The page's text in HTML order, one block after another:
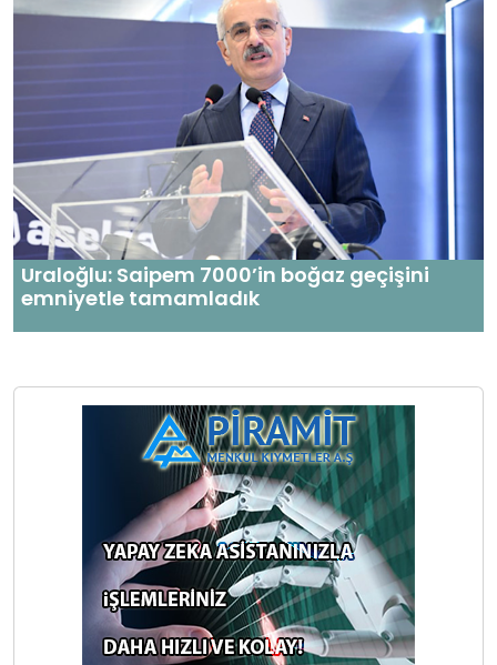
Uraloğlu: Saipem 7000’in boğaz geçişini
emniyetle tamamladık